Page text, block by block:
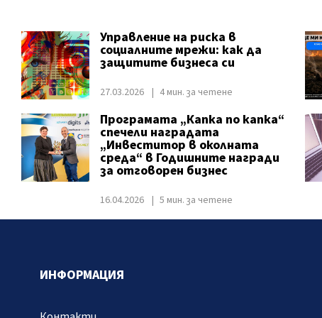
Управление на риска в
социалните мрежи: как да
защитите бизнеса си
27.03.2026 4 мин. за четене
Програмата „Капка по капка“
спечели наградата
„Инвеститор в околната
среда“ в Годишните награди
за отговорен бизнес
16.04.2026 5 мин. за четене
ИНФОРМАЦИЯ